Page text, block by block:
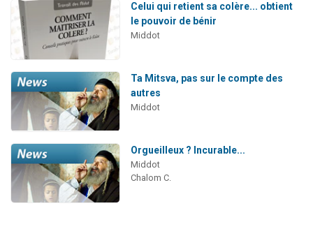
Celui qui retient sa colère... obtient
le pouvoir de bénir
Middot
Ta Mitsva, pas sur le compte des
autres
Middot
Orgueilleux ? Incurable...
Middot
Chalom C.